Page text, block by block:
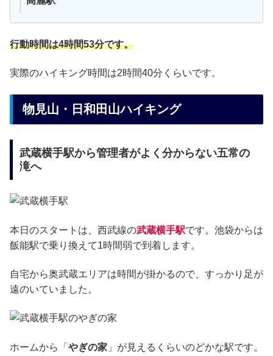
行動時間は4時間53分です。
実際のハイキング時間は2時間40分くらいです。
物見山・日和田山ハイキング
武蔵横手駅から管理者がよく分からない五常の
滝へ
本日のスタートは、西武線の武蔵横手駅です。池袋からは
飯能駅で乗り換えて1時間弱で到着します。
自宅から奥武蔵エリアは時間が掛かるので、すっかり足が
遠のいていました。
ホームから「 やぎの家 」が見えるくらいのどかな駅です。